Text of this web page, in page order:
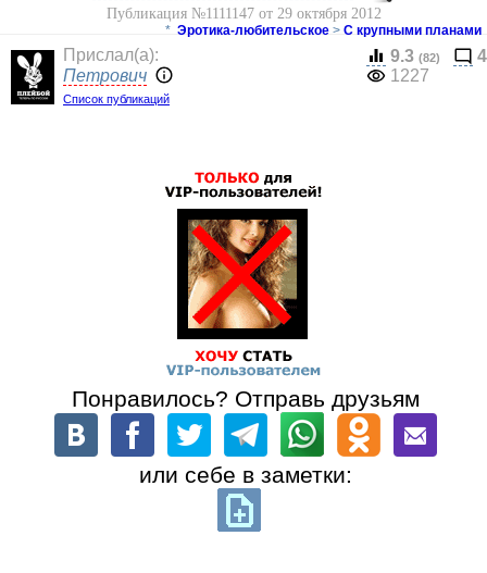
Публикация №1111147 от 29 октября 2012
* Эротика-любительское > С крупными планами
Прислал(a):
Петрович
Список публикаций
9.3 (82)
4
1227
Понравилось? Отправь друзьям
или себе в заметки: